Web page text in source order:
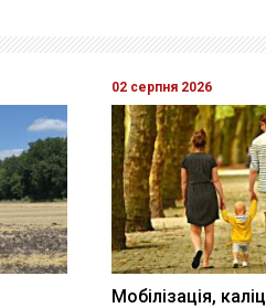
02 серпня 2026
Мобілізація,